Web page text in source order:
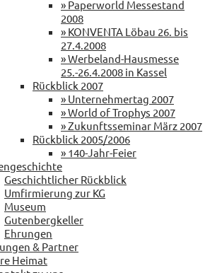
» Paperworld Messestand
2008
» KONVENTA Löbau 26. bis
27.4.2008
» Werbeland-Hausmesse
25.-26.4.2008 in Kassel
Rückblick 2007
» Unternehmertag 2007
» World of Trophys 2007
» Zukunftsseminar März 2007
Rückblick 2005/2006
» 140-Jahr-Feier
Geschichtlicher Rückblick
Umfirmierung zur KG
Museum
Gutenbergkeller
Ehrungen
& Partner
Heimat